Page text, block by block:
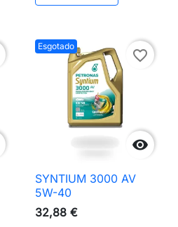
Esgotado

favorite_border
SYNTIUM 3000 AV
5W-40
32,88 €